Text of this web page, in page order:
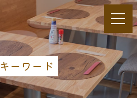
キーワード